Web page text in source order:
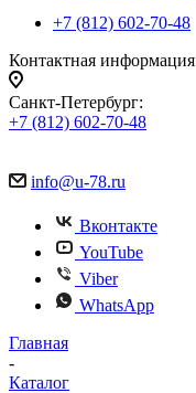
+7 (812) 602-70-48
Контактная информация
Санкт-Петербург:
+7 (812) 602-70-48
info@u-78.ru
Вконтакте
YouTube
Viber
WhatsApp
Главная
-
Каталог